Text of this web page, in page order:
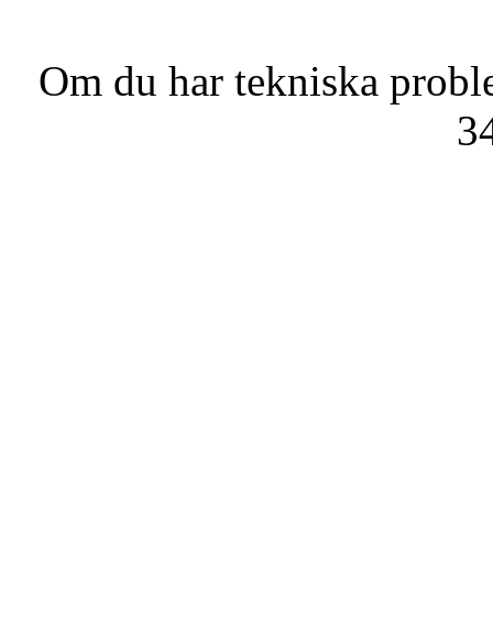
Om du har tekniska